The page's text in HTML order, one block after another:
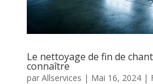
Le nettoyage de fin de
connaître
par Allservices | Mai 16, 2024|